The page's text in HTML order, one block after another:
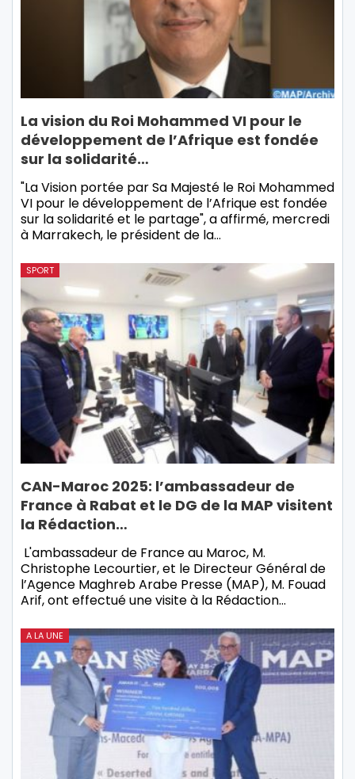
La vision du Roi Mohammed VI pour le
développement de l’Afrique est fondée
sur la solidarité…
"La Vision portée par Sa Majesté le Roi Mohammed
VI pour le développement de l’Afrique est fondée
sur la solidarité et le partage", a affirmé, mercredi
à Marrakech, le président de la…
SPORT
CAN-Maroc 2025: l’ambassadeur de
France à Rabat et le DG de la MAP visitent
la Rédaction…
L'ambassadeur de France au Maroc, M.
Christophe Lecourtier, et le Directeur Général de
l’Agence Maghreb Arabe Presse (MAP), M. Fouad
Arif, ont effectué une visite à la Rédaction…
A LA UNE